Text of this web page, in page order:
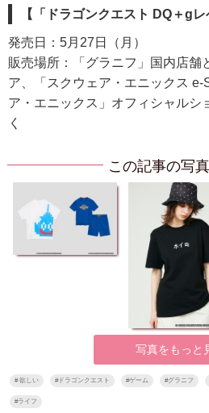
【「ドラゴンクエスト DQ＋gレ
発売日：5月27日（月）
販売場所：「グラニフ」国内店舗
ア、「スクウェア・エニックス
ア・エニックス」オフィシャル
く
この記事の写
写真をもっと
#欲しい #ドラゴンクエスト #ゲーム #グラニフ
#ライフ